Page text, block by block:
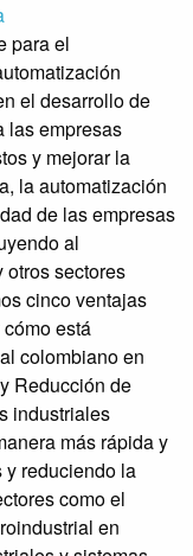
para el
el desarrollo de
las empresas
y mejorar la
la automatización
de las empresas
al
otros sectores
cinco ventajas
está
colombiano en
Reducción de
industriales
más rápida y
y reduciendo la
como el
en